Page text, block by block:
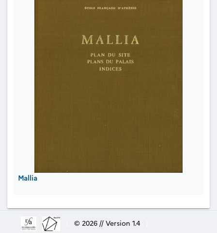
Mallia
© 2026 // Version 1.4